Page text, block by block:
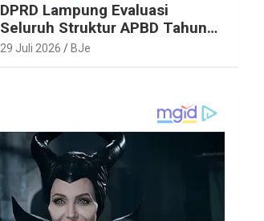
DPRD Lampung Evaluasi
Seluruh Struktur APBD Tahun
2027
29 Juli 2026 BJe